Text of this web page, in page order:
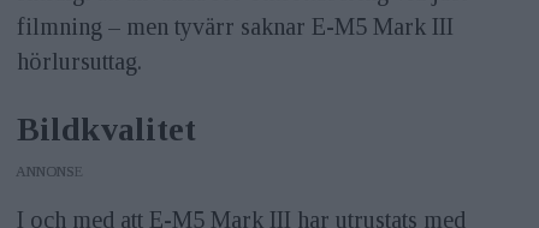
filmning – men tyvärr saknar E-M5 Mark III
hörlursuttag.
Bildkvalitet
ANNONS
I och med att E-M5 Mark III har utrustats med